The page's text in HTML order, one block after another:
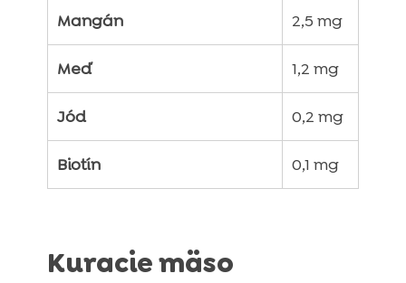
Mangán 2,5 mg
Meď 1,2 mg
Jód 0,2 mg
Biotín 0,1 mg
Kuracie mäso